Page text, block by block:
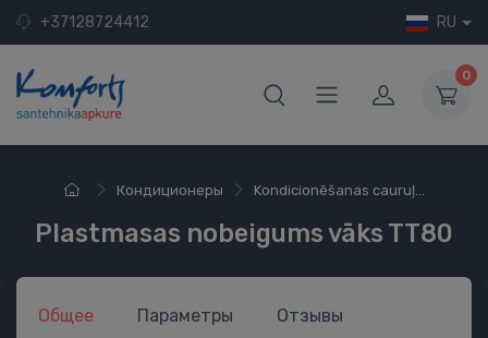
+37128724412 RU
0
Кондиционеры Kondicionēšanas cauruļ...
Plastmasas nobeigums vāks TT80
Общее Параметры Отзывы